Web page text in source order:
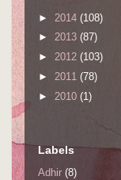
► 2014 (108)
► 2013 (87)
► 2012 (103)
► 2011 (78)
► 2010 (1)
Labels
Adhir (8)